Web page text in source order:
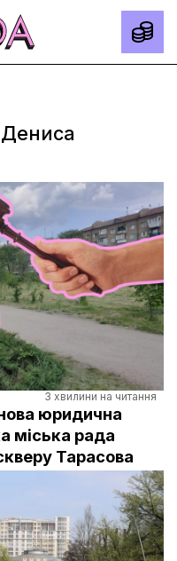
3 хвилини на читання
юридична
міська рада
Тарасова